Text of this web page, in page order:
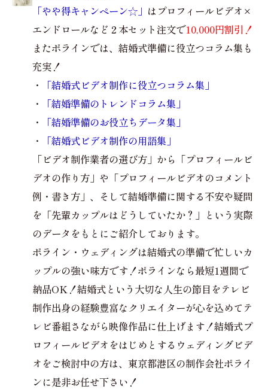
「やや得キャンペーン☆」 はプロフィールビデオ×
エンドロールなど２本セット注文で10,000円割引！
またポラインでは、結婚式準備に役立つコラム集も
充実！
・
「結婚式ビデオ制作に役立つコラム集」
・
「結婚準備のトレンドコラム集」
・
「結婚準備のお役立ちデータ集」
・
「結婚式ビデオ制作の用語集」
「ビデオ制作業者の選び方」から「プロフィールビ
デオの作り方」や「プロフィールビデオのコメント
例・書き方」、そして結婚準備に関する不安や疑問
を「先輩カップルはどうしていたか？」という実際
のデータをもとにご紹介しております。
ポライン・ウェディングは結婚式の準備で忙しいカ
ップルの強い味方です！ポラインなら最短1週間で
納品OK！結婚式という大切な人生の節目をテレビ
制作出身の経験豊富なクリエイターが心を込めてテ
レビ番組さながら映像作品に仕上げます！結婚式プ
ロフィールビデオをはじめとするウェディングビデ
オをご検討中の方は、東京都港区の制作会社ポライ
ンに是非お任せ下さい！